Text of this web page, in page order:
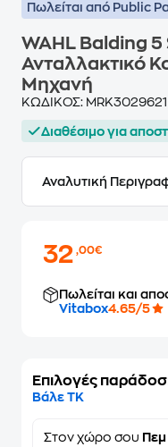
Πωλείται από Public
WAHL Balding
Ανταλλακτικό
Μηχανή
ΚΩΔΙΚΟΣ: MRK3029621
Διαθέσιμο για
Αναλυτική
32,00€
Πωλείται και
Vitabox4.65/5
Επιλογές
Βάλε ΤΚ
Στον χώρο σου